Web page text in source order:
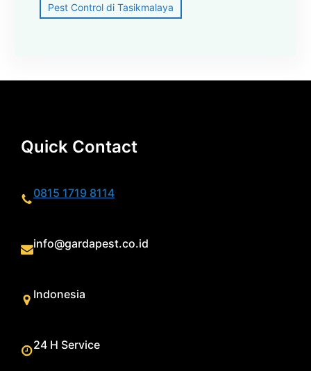
Pest Control di Tasikmalaya
Quick Contact
0815 1719 8114
info@gardapest.co.id
Indonesia
24 H Service